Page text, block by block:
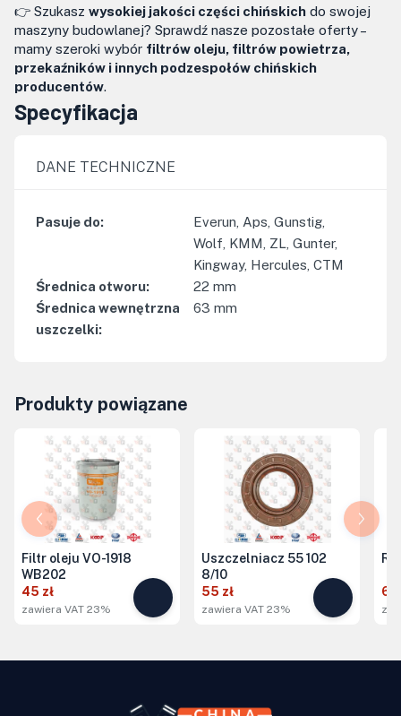
👉 Szukasz wysokiej jakości części chińskich do swojej
maszyny budowlanej? Sprawdź nasze pozostałe oferty –
mamy szeroki wybór filtrów oleju, filtrów powietrza,
przekaźników i innych podzespołów chińskich
producentów.
Specyfikacja
DANE TECHNICZNE
Pasuje do:
Everun, Aps, Gunstig,
Wolf, KMM, ZL, Gunter,
Kingway, Hercules, CTM
Średnica otworu: 22 mm
Średnica wewnętrzna
uszczelki:
63 mm
Produkty powiązane
Filtr oleju VO-1918
WB202
45 zł
zawiera VAT 23%
Uszczelniacz 55 102
8/10
55 zł
zawiera VAT 23%